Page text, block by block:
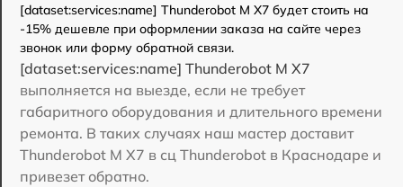
[dataset:services:name] Thunderobot M X7 будет стоить на
-15% дешевле при оформлении заказа на сайте через
звонок или форму обратной связи.
[dataset:services:name] Thunderobot M X7
выполняется на выезде, если не требует
габаритного оборудования и длительного времени
ремонта. В таких случаях наш мастер доставит
Thunderobot M X7 в сц Thunderobot в Краснодаре и
привезет обратно.